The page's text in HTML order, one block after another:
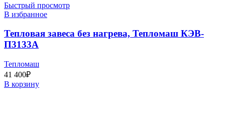
Быстрый просмотр
В избранное
Тепловая завеса без нагрева, Тепломаш КЭВ-
П3133А
Тепломаш
41 400₽
В корзину